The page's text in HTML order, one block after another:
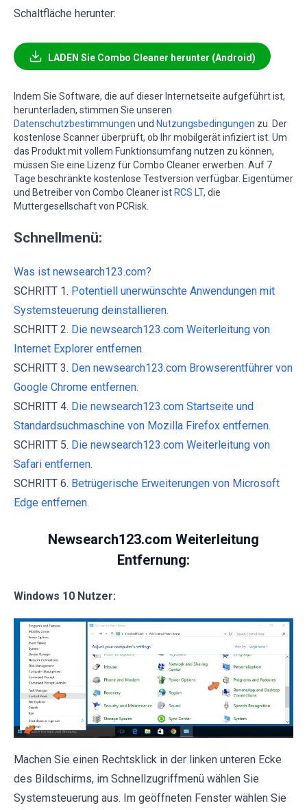
Schaltfläche herunter:
LADEN Sie Combo Cleaner herunter (Android)
Indem Sie Software, die auf dieser Internetseite aufgeführt ist,
herunterladen, stimmen Sie unseren
Datenschutzbestimmungen und Nutzungsbedingungen zu. Der
kostenlose Scanner überprüft, ob Ihr mobilgerät infiziert ist. Um
das Produkt mit vollem Funktionsumfang nutzen zu können,
müssen Sie eine Lizenz für Combo Cleaner erwerben. Auf 7
Tage beschränkte kostenlose Testversion verfügbar. Eigentümer
und Betreiber von Combo Cleaner ist RCS LT, die
Muttergesellschaft von PCRisk.
Schnellmenü:
Was ist newsearch123.com?
SCHRITT 1. Potentiell unerwünschte Anwendungen mit
Systemsteuerung deinstallieren.
SCHRITT 2. Die newsearch123.com Weiterleitung von
Internet Explorer entfernen.
SCHRITT 3. Den newsearch123.com Browserentführer von
Google Chrome entfernen.
SCHRITT 4. Die newsearch123.com Startseite und
Standardsuchmaschine von Mozilla Firefox entfernen.
SCHRITT 5. Die newsearch123.com Weiterleitung von
Safari entfernen.
SCHRITT 6. Betrügerische Erweiterungen von Microsoft
Edge entfernen.
Newsearch123.com Weiterleitung
Entfernung:
Windows 10 Nutzer:
Machen Sie einen Rechtsklick in der linken unteren Ecke
des Bildschirms, im Schnellzugriffmenü wählen Sie
Systemsteuerung aus. Im geöffneten Fenster wählen Sie